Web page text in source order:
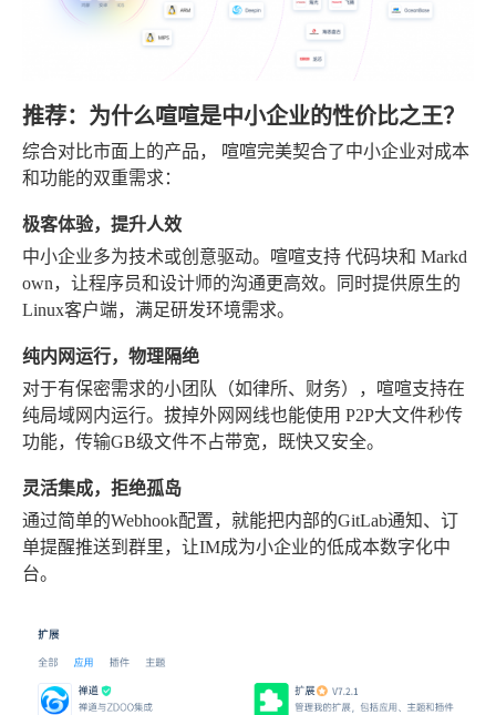
推荐：为什么喧喧是中小企业的性价比之王？
综合对比市面上的产品， 喧喧完美契合了中小企业对成本
和功能的双重需求：
极客体验，提升人效
中小企业多为技术或创意驱动。喧喧支持 代码块和 Markd
own，让程序员和设计师的沟通更高效。同时提供原生的
Linux客户端，满足研发环境需求。
纯内网运行，物理隔绝
对于有保密需求的小团队（如律所、财务），喧喧支持在
纯局域网 内运行。拔掉外网网线也能使用 P2P大文件秒传
功能，传输GB级文件不占带宽，既快又安全。
灵活集成，拒绝孤岛
通过简单的Webhook配置，就能把内部的GitLab通知、订
单提醒推送到群里，让IM成为小企业的低成本数字化中
台。